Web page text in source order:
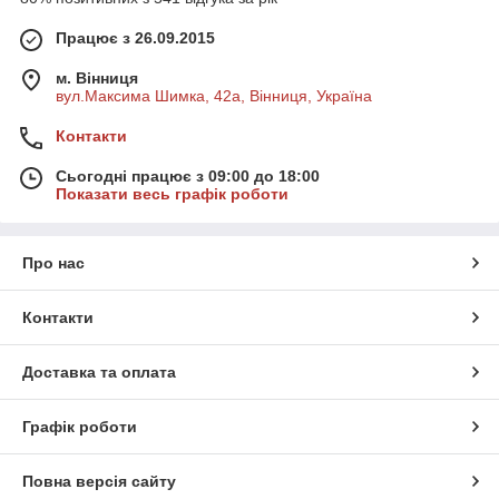
Працює з 26.09.2015
м. Вінниця
вул.Максима Шимка, 42а, Вінниця, Україна
Контакти
Сьогодні працює з 09:00 до 18:00
Показати весь графік роботи
Про нас
Контакти
Доставка та оплата
Графік роботи
Повна версія сайту